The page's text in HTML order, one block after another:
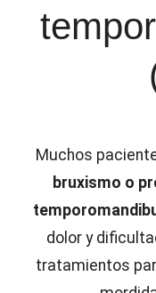
Muchos
bruxismo o
dolor y
tratamientos